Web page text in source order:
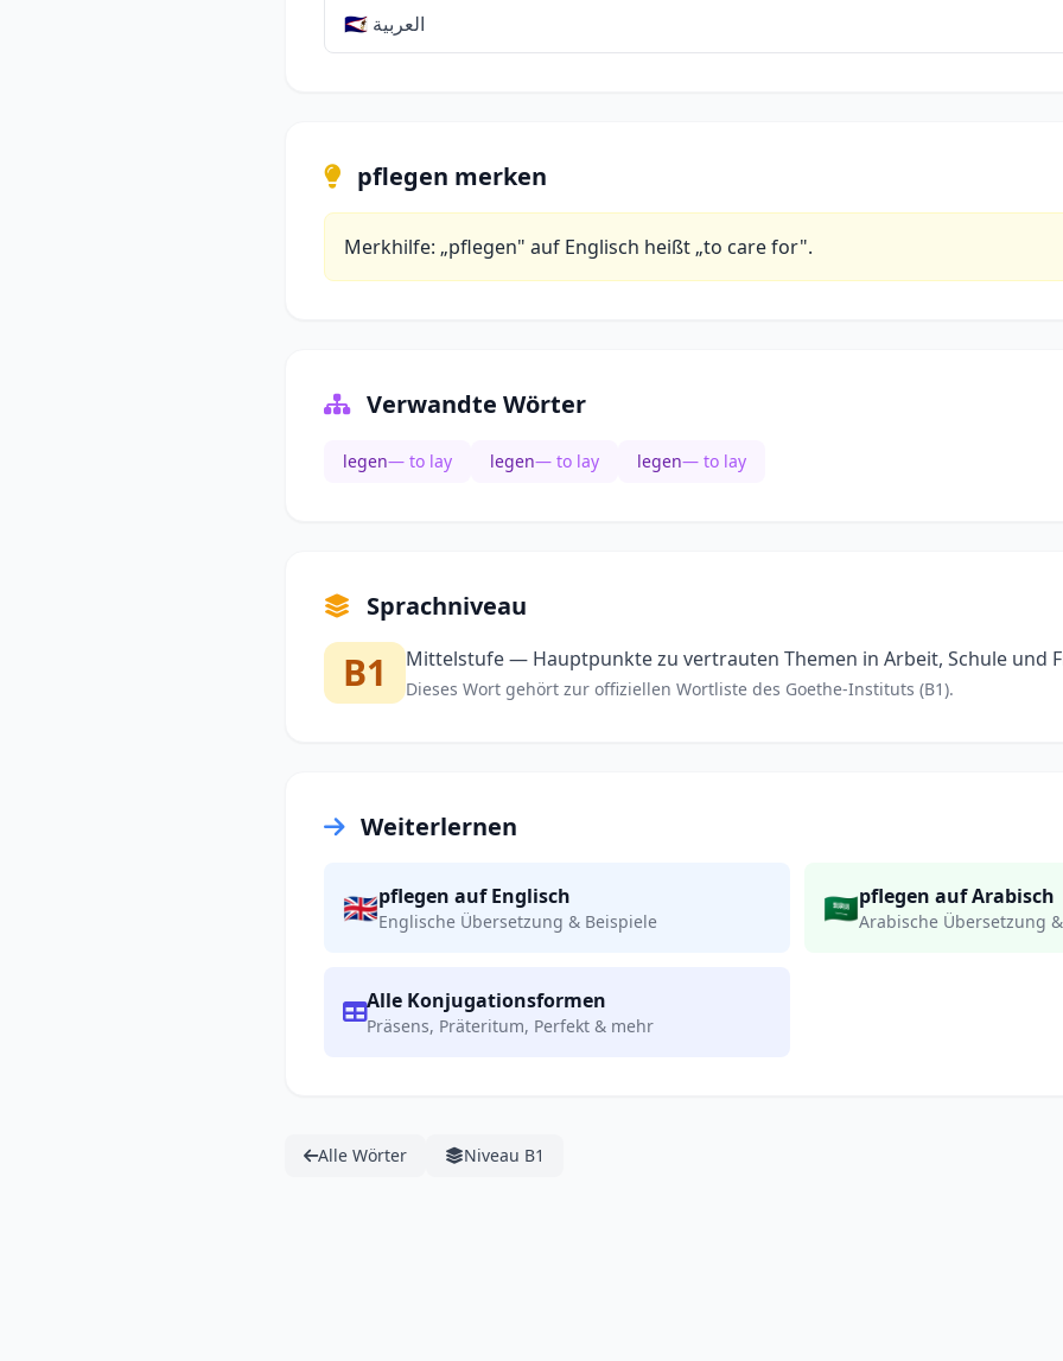
🇸🇦 العربية
pflegen merken
Merkhilfe: „pflegen" auf Englisch heißt „to care for".
Verwandte Wörter
legen— to lay legen— to lay legen— to lay
Sprachniveau
B1 Mittelstufe — Hauptpunkte zu vertrauten Themen in Arbeit, Schule und
Dieses Wort gehört zur offiziellen Wortliste des Goethe-Instituts (B1).
Weiterlernen
🇬🇧pflegen auf Englisch
Englische Übersetzung & Beispiele 🇸🇦pflegen auf Arabisch
Arabische Übersetzung
Alle Konjugationsformen
Präsens, Präteritum, Perfekt & mehr
Alle Wörter Niveau B1